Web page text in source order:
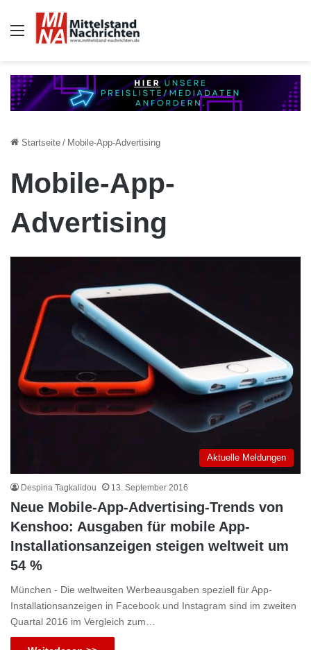
Auswahl
Startseite / Mobile-App-Advertising
Mobile-App-
Advertising
Aktuelle Meldungen
Despina Tagkalidou 13. September 2016
Neue Mobile-App-Advertising-Trends von
Kenshoo: Ausgaben für mobile App-
Installationsanzeigen steigen weltweit um
54 %
München - Die weltweiten Werbeausgaben speziell für App-
Installationsanzeigen in Facebook und Instagram sind im zweiten
Quartal 2016 im Vergleich zum…